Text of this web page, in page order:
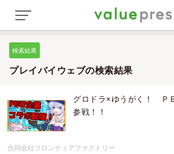
検索結果
プレイバイウェブの検索結果
グロドラ×ゆうがく！ Ｐ
参戦！！
合同会社フロンティアファクトリー